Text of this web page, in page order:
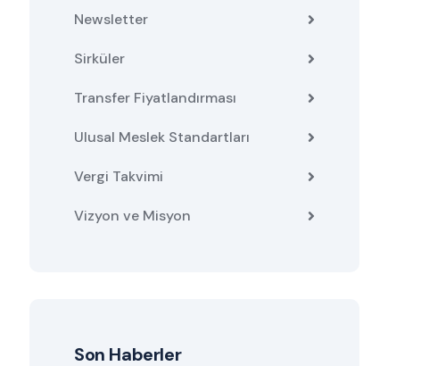
Newsletter
Sirküler
Transfer Fiyatlandırması
Ulusal Meslek Standartları
Vergi Takvimi
Vizyon ve Misyon
Son Haberler